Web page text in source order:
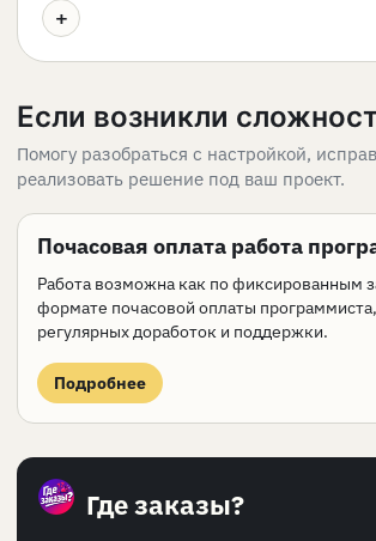
+
Если возникли
Помогу разобраться с настройкой,
реализовать решение под ваш проект.
Почасовая оплата работа
Работа возможна как по фиксированным
формате почасовой оплаты
регулярных доработок и поддержки.
Подробнее
Где заказы?